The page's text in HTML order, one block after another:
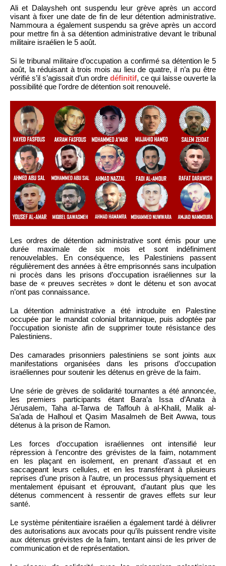
Ali et Dalaysheh ont suspendu leur grève après un accord
visant à fixer une date de fin de leur détention administrative.
Nammoura a également suspendu sa grève après un accord
pour mettre fin à sa détention administrative devant le tribunal
militaire israélien le 5 août.
Si le tribunal militaire d’occupation a confirmé sa détention le 5
août, la réduisant à trois mois au lieu de quatre, il n’a pu être
vérifié s’il s’agissait d’un ordre définitif, ce qui laisse ouverte la
possibilité que l’ordre de détention soit renouvelé.
Les ordres de détention administrative sont émis pour une
durée maximale de six mois et sont indéfiniment
renouvelables. En conséquence, les Palestiniens passent
régulièrement des années à être emprisonnés sans inculpation
ni procès dans les prisons d’occupation israéliennes sur la
base de « preuves secrètes » dont le détenu et son avocat
n’ont pas connaissance.
La détention administrative a été introduite en Palestine
occupée par le mandat colonial britannique, puis adoptée par
l’occupation sioniste afin de supprimer toute résistance des
Palestiniens.
Des camarades prisonniers palestiniens se sont joints aux
manifestations organisées dans les prisons d’occupation
israéliennes pour soutenir les détenus en grève de la faim.
Une série de grèves de solidarité tournantes a été annoncée,
les premiers participants étant Bara’a Issa d’Anata à
Jérusalem, Taha al-Tarwa de Taffouh à al-Khalil, Malik al-
Sa’ada de Halhoul et Qasim Masalmeh de Beit Awwa, tous
détenus à la prison de Ramon.
Les forces d’occupation israéliennes ont intensifié leur
répression à l’encontre des grévistes de la faim, notamment
en les plaçant en isolement, en prenant d’assaut et en
saccageant leurs cellules, et en les transférant à plusieurs
reprises d’une prison à l’autre, un processus physiquement et
mentalement épuisant et éprouvant, d’autant plus que les
détenus commencent à ressentir de graves effets sur leur
santé.
Le système pénitentiaire israélien a également tardé à délivrer
des autorisations aux avocats pour qu’ils puissent rendre visite
aux détenus grévistes de la faim, tentant ainsi de les priver de
communication et de représentation.